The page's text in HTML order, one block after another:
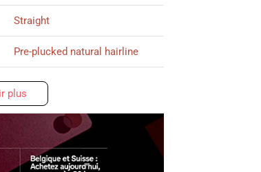
Straight
Pre-plucked natural hairline
About5-10 days, it depends on
the distance and transit from
CHINA to your COUNTRY.
3-5 Days
plus